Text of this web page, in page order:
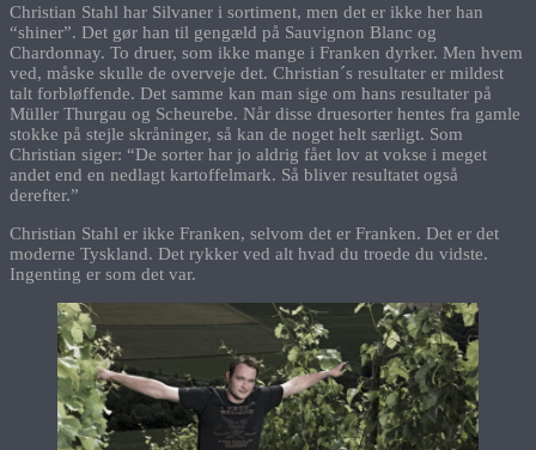
Christian Stahl har Silvaner i sortiment, men det er ikke her han
“shiner”. Det gør han til gengæld på Sauvignon Blanc og
Chardonnay. To druer, som ikke mange i Franken dyrker. Men hvem
ved, måske skulle de overveje det. Christian´s resultater er mildest
talt forbløffende. Det samme kan man sige om hans resultater på
Müller Thurgau og Scheurebe. Når disse druesorter hentes fra gamle
stokke på stejle skråninger, så kan de noget helt særligt. Som
Christian siger: “De sorter har jo aldrig fået lov at vokse i meget
andet end en nedlagt kartoffelmark. Så bliver resultatet også
derefter.”
Christian Stahl er ikke Franken, selvom det er Franken. Det er det
moderne Tyskland. Det rykker ved alt hvad du troede du vidste.
Ingenting er som det var.